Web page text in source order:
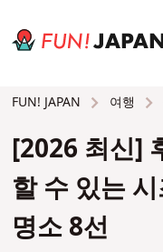
FUN! JAPAN 여행
[2026 최신]
할 수 있는
명소 8선